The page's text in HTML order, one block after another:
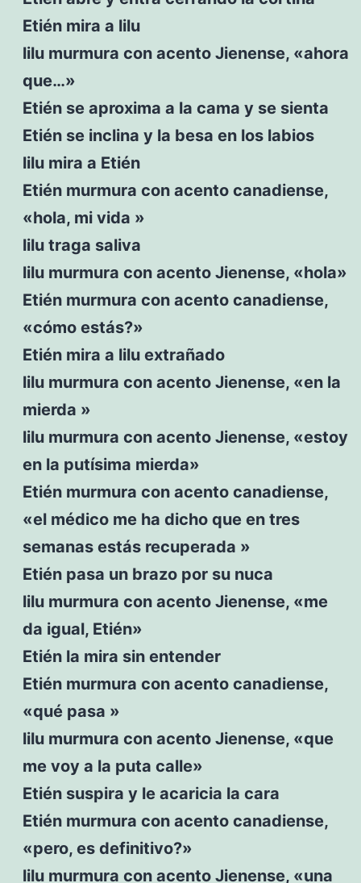
Etién mira a lilu
lilu murmura con acento Jienense, «ahora
que…»
Etién se aproxima a la cama y se sienta
Etién se inclina y la besa en los labios
lilu mira a Etién
Etién murmura con acento canadiense,
«hola, mi vida »
lilu traga saliva
lilu murmura con acento Jienense, «hola»
Etién murmura con acento canadiense,
«cómo estás?»
Etién mira a lilu extrañado
lilu murmura con acento Jienense, «en la
mierda »
lilu murmura con acento Jienense, «estoy
en la putísima mierda»
Etién murmura con acento canadiense,
«el médico me ha dicho que en tres
semanas estás recuperada »
Etién pasa un brazo por su nuca
lilu murmura con acento Jienense, «me
da igual, Etién»
Etién la mira sin entender
Etién murmura con acento canadiense,
«qué pasa »
lilu murmura con acento Jienense, «que
me voy a la puta calle»
Etién suspira y le acaricia la cara
Etién murmura con acento canadiense,
«pero, es definitivo?»
lilu murmura con acento Jienense, «una